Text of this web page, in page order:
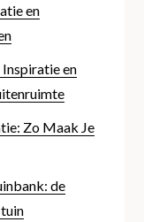
en
en
Zo Maak Je
de